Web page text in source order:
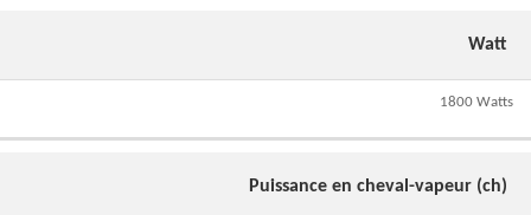
Watt
1800 Watts
Puissance en cheval-vapeur (ch)